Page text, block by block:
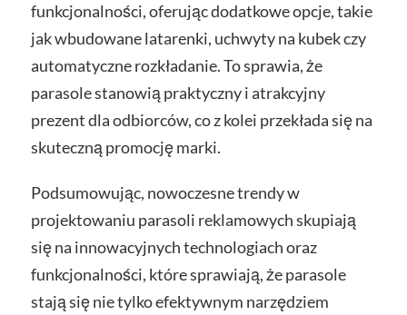
funkcjonalności, oferując dodatkowe opcje, takie
jak wbudowane latarenki, uchwyty na kubek czy
automatyczne rozkładanie. To sprawia, że
parasole stanowią praktyczny i atrakcyjny
prezent dla odbiorców, co z kolei przekłada się na
skuteczną promocję marki.
Podsumowując, nowoczesne trendy w
projektowaniu parasoli reklamowych skupiają
się na innowacyjnych technologiach oraz
funkcjonalności, które sprawiają, że parasole
stają się nie tylko efektywnym narzędziem